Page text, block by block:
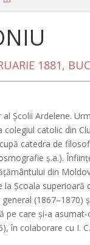
1881,
Şcolii Ardelene.
catolic din
catedra de
ş.a.).
din
Şcoala superioară
(1867–1870)
pe care şi-a
în colaborare cu I.